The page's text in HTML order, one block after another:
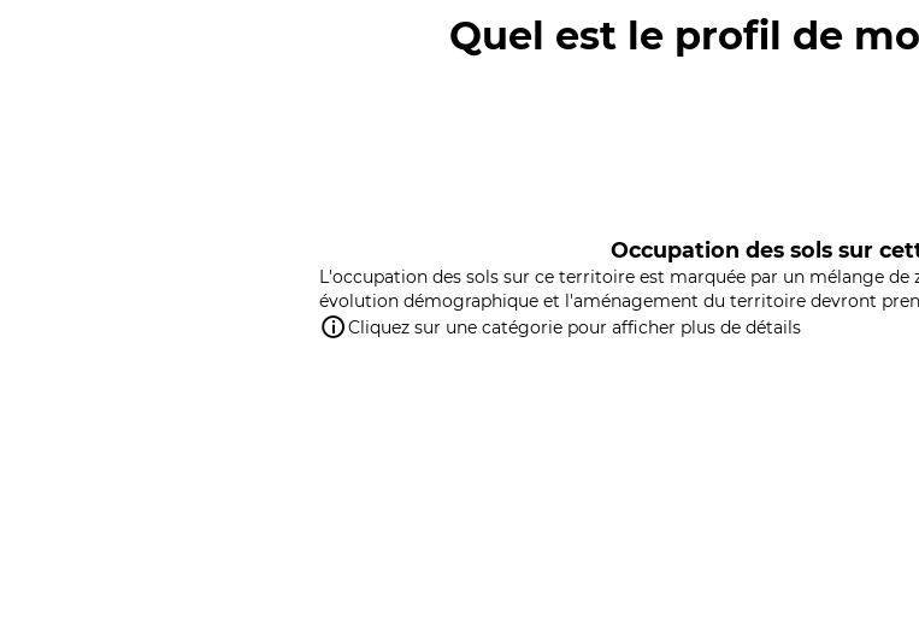
Quel est le profil de
Occupation des sols sur
L'occupation des sols sur ce territoire est marquée par un mélange de
évolution démographique et l'aménagement du territoire devront
Cliquez sur une catégorie pour afficher plus de détails